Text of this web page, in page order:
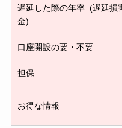
遅延した際の年率 (遅延損
金)
口座開設の要・不要
担保
お得な情報